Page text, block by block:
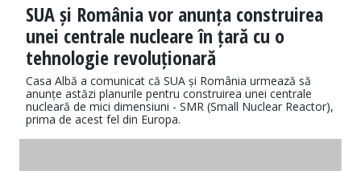
SUA și România vor anunța construirea
unei centrale nucleare în țară cu o
tehnologie revoluționară
Casa Albă a comunicat că SUA și România urmează să
anunțe astăzi planurile pentru construirea unei centrale
nucleară de mici dimensiuni - SMR (Small Nuclear Reactor),
prima de acest fel din Europa.